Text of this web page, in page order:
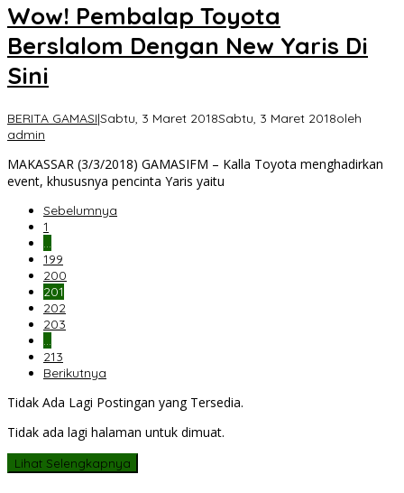
Wow! Pembalap Toyota
Berslalom Dengan New Yaris Di
Sini
BERITA GAMASI|Sabtu, 3 Maret 2018Sabtu, 3 Maret 2018oleh
admin
MAKASSAR (3/3/2018) GAMASIFM – Kalla Toyota menghadirkan
event, khususnya pencinta Yaris yaitu
Sebelumnya
1
…
199
200
201
202
203
…
213
Berikutnya
Tidak Ada Lagi Postingan yang Tersedia.
Tidak ada lagi halaman untuk dimuat.
Lihat Selengkapnya